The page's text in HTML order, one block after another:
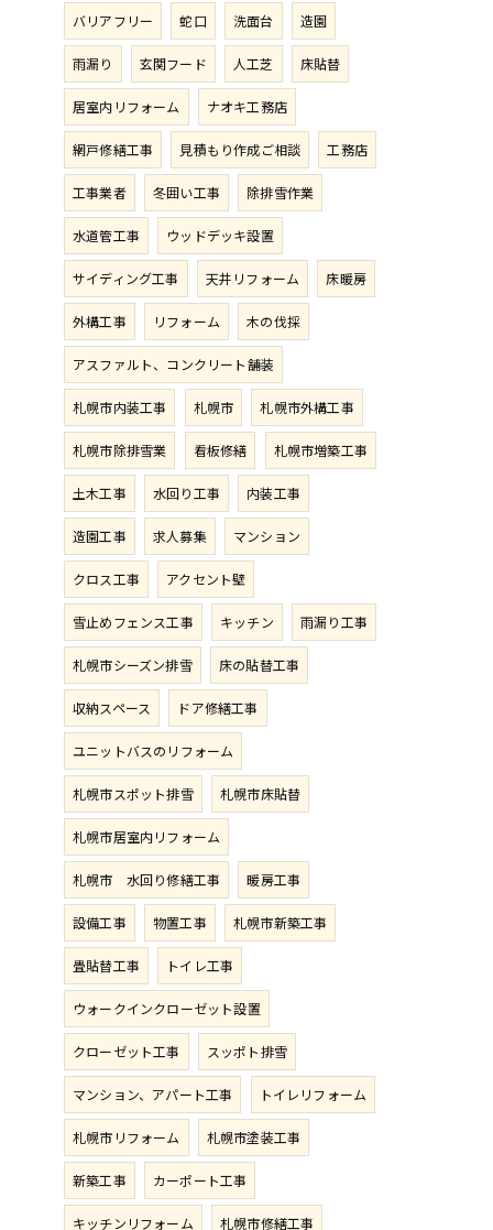
バリアフリー 蛇口 洗面台 造園
雨漏り 玄関フード 人工芝 床貼替
居室内リフォーム ナオキ工務店
網戸修繕工事 見積もり作成ご相談 工務店
工事業者 冬囲い工事 除排雪作業
水道管工事 ウッドデッキ設置
サイディング工事 天井リフォーム 床暖房
外構工事 リフォーム 木の伐採
アスファルト、コンクリート舗装
札幌市内装工事 札幌市 札幌市外構工事
札幌市除排雪業 看板修繕 札幌市増築工事
土木工事 水回り工事 内装工事
造園工事 求人募集 マンション
クロス工事 アクセント壁
雪止めフェンス工事 キッチン 雨漏り工事
札幌市シーズン排雪 床の貼替工事
収納スペース ドア修繕工事
ユニットバスのリフォーム
札幌市スポット排雪 札幌市床貼替
札幌市居室内リフォーム
札幌市 水回り修繕工事 暖房工事
設備工事 物置工事 札幌市新築工事
畳貼替工事 トイレ工事
ウォークインクローゼット設置
クローゼット工事 スッポト排雪
マンション、アパート工事 トイレリフォーム
札幌市リフォーム 札幌市塗装工事
新築工事 カーポート工事
キッチンリフォーム 札幌市修繕工事